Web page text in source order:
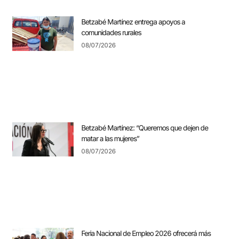
Betzabé Martínez entrega apoyos a
comunidades rurales
08/07/2026
Betzabé Martínez: “Queremos que dejen de
matar a las mujeres”
08/07/2026
Feria Nacional de Empleo 2026 ofrecerá más